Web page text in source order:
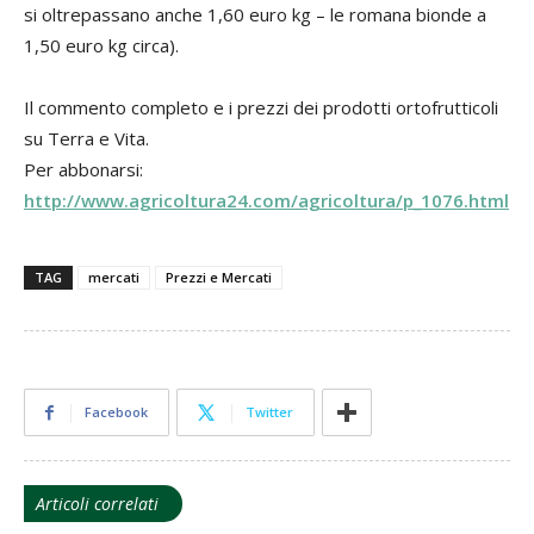
si oltrepassano anche 1,60 euro kg – le romana bionde a
1,50 euro kg circa).
Il commento completo e i prezzi dei prodotti ortofrutticoli
su Terra e Vita.
Per abbonarsi:
http://www.agricoltura24.com/agricoltura/p_1076.html
TAG mercati Prezzi e Mercati
Facebook Twitter
Articoli correlati